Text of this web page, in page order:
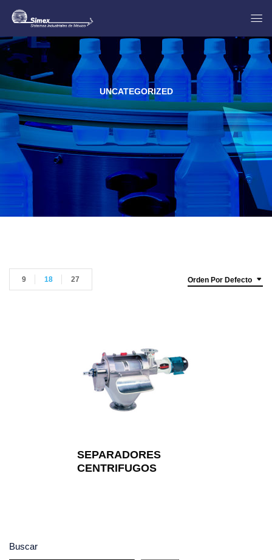
UNCATEGORIZED
Buscar
Orden Por Defecto
9 18 27
SEPARADORES
CENTRIFUGOS